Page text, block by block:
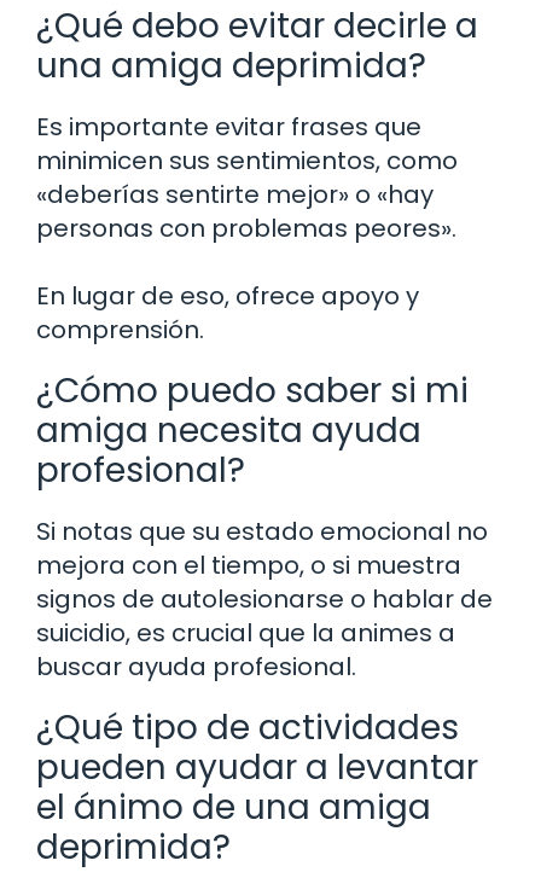
¿Qué debo evitar decirle a
una amiga deprimida?
Es importante evitar frases que
minimicen sus sentimientos, como
«deberías sentirte mejor» o «hay
personas con problemas peores».
En lugar de eso, ofrece apoyo y
comprensión.
¿Cómo puedo saber si mi
amiga necesita ayuda
profesional?
Si notas que su estado emocional no
mejora con el tiempo, o si muestra
signos de autolesionarse o hablar de
suicidio, es crucial que la animes a
buscar ayuda profesional.
¿Qué tipo de actividades
pueden ayudar a levantar
el ánimo de una amiga
deprimida?